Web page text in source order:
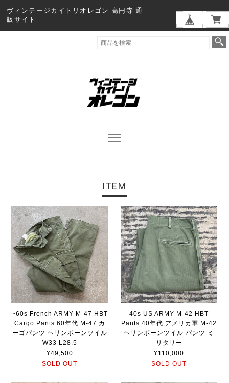
ヴィンテージカイトリオレゴン 高円寺 通
販サイト
ITEM
~60s French ARMY M-47 HBT
Cargo Pants 60年代 M-47 カ
ーゴパンツ ヘリンボーンツイル
W33 L28.5
¥49,500
SOLD OUT
40s US ARMY M-42 HBT
Pants 40年代 アメリカ軍 M-42
ヘリンボーンツイル パンツ ミ
リタリー
¥110,000
SOLD OUT